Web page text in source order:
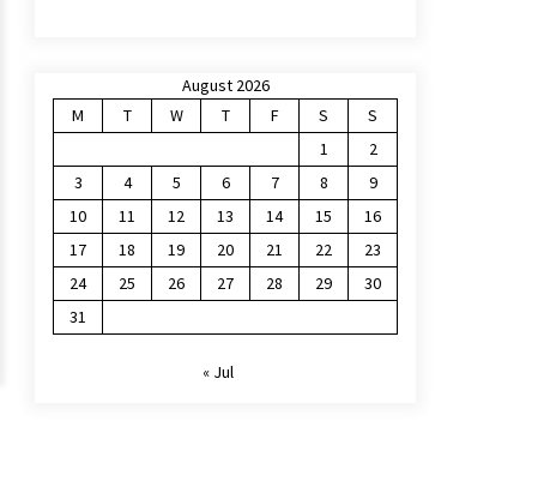
August 2026
M
T W T F S
S
1
2
3
4 5 6 7 8
9
10
11 12 13 14 15
16
17
18 19 20 21 22
23
24
25 26 27 28 29
30
31
« Jul